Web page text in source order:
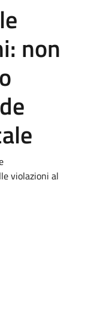
non
violazioni al